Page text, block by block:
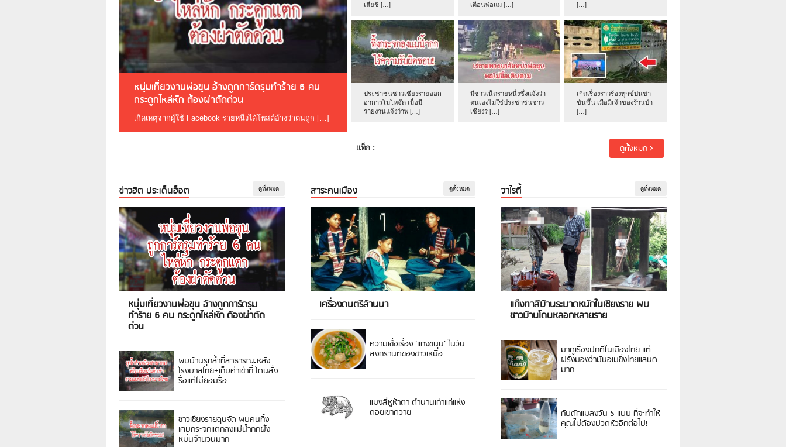
หนุ่มเที่ยวงานพ่อขุน อ้างถูกการ์ดรุมทำร้าย 6 คน
กระดูกไหล่หัก ต้องผ่าตัดด่วน
เกิดเหตุจากผู้ใช้ Facebook รายหนึ่งได้โพสต์อ้างว่าตนถูก […]
เสียชี […]
เตือนพ่อแม […]
[…]
ประชาชนชาวเชียงรายออก
อาการโมโหจัด เมื่อมี
รายงานแจ้งว่าพ […]
มีชาวเน็ตรายหนึ่งซึ่งแจ้งว่า
ตนเองไม่ใช่ประชาชนชาว
เชียงร […]
เกิดเรื่องราวร้องทุกข์ปนขำ
ขันขึ้น เมื่อมีเจ้าของร้านป่า
[…]
แท็ก : ดูทั้งหมด
ข่าวฮิต ประเด็นฮ็อต ดูทั้งหมด
หนุ่มเที่ยวงานพ่อขุน อ้างถูกการ์ดรุม
ทำร้าย 6 คน กระดูกไหล่หัก ต้องผ่าตัด
ด่วน
พบบ้านรุกล้ำที่สาธารณะหลัง
โรงบาลไทย+เก็บค่าเช่าที่ โดนสั่ง
รื้อแต่ไม่ยอมรื้อ
ชาวเชียงรายฉุนจัด พบคนทิ้ง
เศษกระจกแตกลงแม่น้ำกกฝั่ง
หมิ่นจำนวนมาก
สาระคนเมือง ดูทั้งหมด
เครื่องดนตรีล้านนา
ความเชื่อเรื่อง ‘แกงขนุน’ ในวัน
สงกรานต์ของชาวเหนือ
แมงสี่หูห้าตา ตำนานเก่าแก่แห่ง
ดอยเขาควาย
วาไรตี้ ดูทั้งหมด
แก๊งทาสีบ้านระบาดหนักในเชียงราย พบ
ชาวบ้านโดนหลอกหลายราย
มาดูเรื่องปกติในเมืองไทย แต่
ฝรั่งมองว่ามันอเมซิ่งไทยแลนด์
มาก
กับดักแมลงวัน 5 แบบ ที่จะทำให้
คุณไม่ต้องปวดหัวอีกต่อไป!